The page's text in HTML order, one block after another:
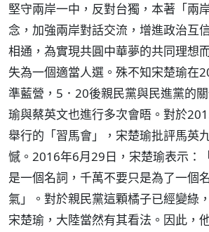
堅守兩岸一中，反對台獨，本著「兩
念，加強兩岸對話交流，增進政治互
相通，為實現共圓中華夢的共同理想
失為一個適當人選。殊不知宋楚瑜在
準藍營，5．20後親民黨與民進黨的
瑜與蔡英文也進行多次會晤。對於
舉行的「習馬會」，宋楚瑜批評馬英
憾。2016年6月29日，宋楚瑜表示：
是一個名詞，千萬不要只是為了一個
氣」。對於親民黨這顆橘子已經變綠
宋楚瑜，大陸當然有其看法。因此，